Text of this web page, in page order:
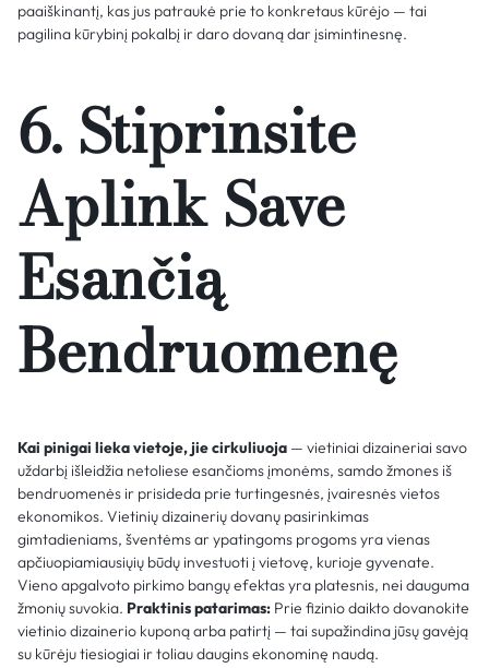
paaiškinantį, kas jus patraukė prie to konkretaus kūrėjo — tai
pagilina kūrybinį pokalbį ir daro dovaną dar įsimintinesnę.
6. Stiprinsite
Aplink Save
Esančią
Bendruomenę
Kai pinigai lieka vietoje, jie cirkuliuoja — vietiniai dizaineriai savo
uždarbį išleidžia netoliese esančioms įmonėms, samdo žmones iš
bendruomenės ir prisideda prie turtingesnės, įvairesnės vietos
ekonomikos. Vietinių dizainerių dovanų pasirinkimas
gimtadieniams, šventėms ar ypatingoms progoms yra vienas
apčiuopiamiausiųių būdų investuoti į vietovę, kurioje gyvenate.
Vieno apgalvoto pirkimo bangų efektas yra platesnis, nei dauguma
žmonių suvokia. Praktinis patarimas: Prie fizinio daikto dovanokite
vietinio dizainerio kuponą arba patirtį — tai supažindina jūsų gavėją
su kūrėju tiesiogiai ir toliau daugins ekonominę naudą.